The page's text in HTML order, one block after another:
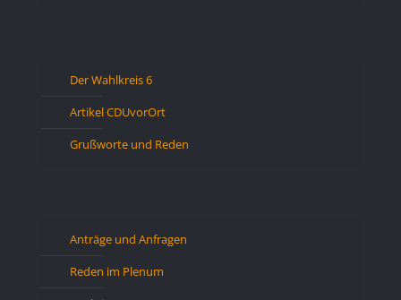
Der Wahlkreis 6
Artikel CDUvorOrt
Grußworte und Reden
Anträge und Anfragen
Reden im Plenum